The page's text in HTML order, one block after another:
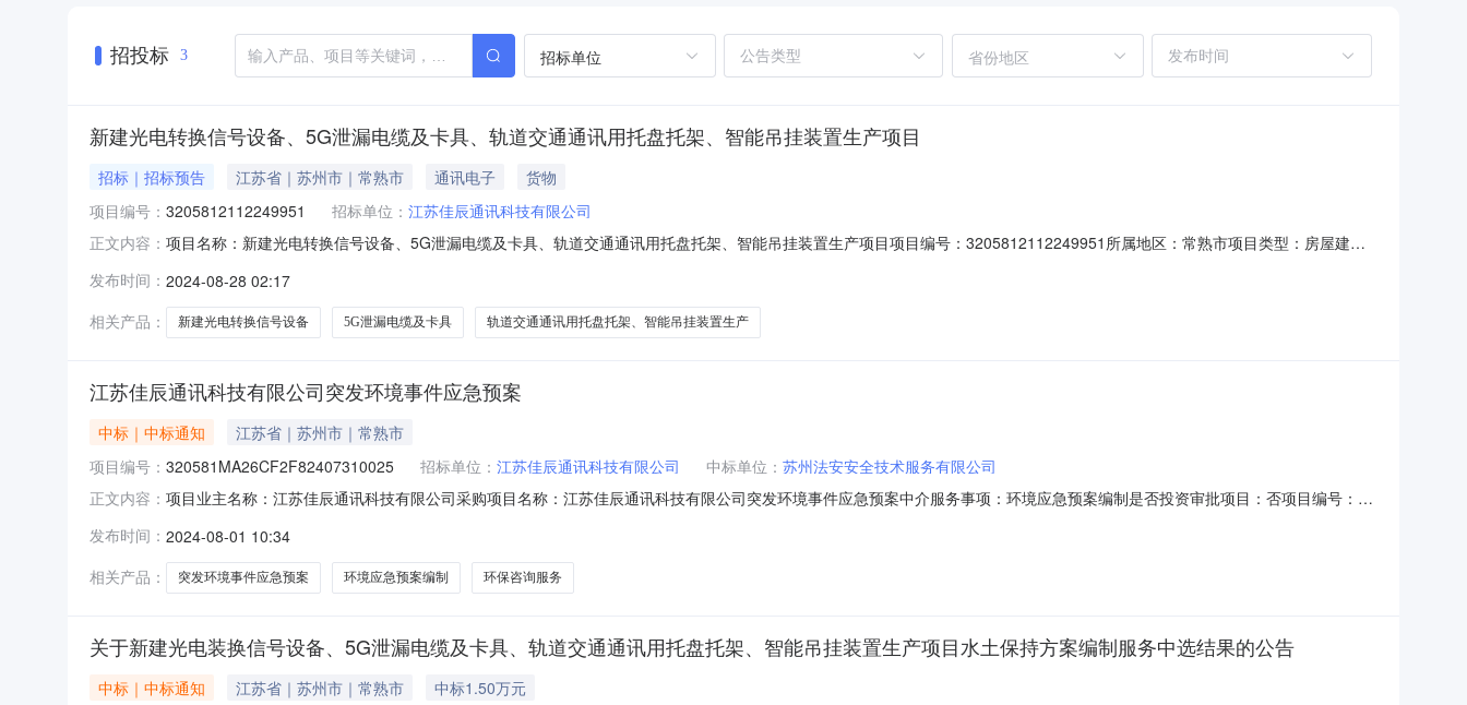
招投标 3 招标单位 省份地区
新建光电转换信号设备、5G泄漏电缆及卡具、轨道交通通讯用托盘托架、智能吊挂装置生产项目
招标｜招标预告 江苏省｜苏州市｜常熟市 通讯电子
货物
项目编号： 3205812112249951 招标单位： 江苏佳辰通讯科技有限公司
正文内容： 项目名称：新建光电转换信号设备、5G泄漏电缆及卡具、轨道交通通讯用托盘托架、智能吊挂装置生产项目项目编号：3205812112249951所属地区：常熟市项目类型：房屋建筑
发布时间： 2024-08-28 02:17
相关产品：
新建光电转换信号设备 5G泄漏电缆及卡具 轨道交通通讯用托盘托架、智能吊挂装置生产
江苏佳辰通讯科技有限公司突发环境事件应急预案
中标｜中标通知
江苏省｜苏州市｜常熟市
项目编号： 320581MA26CF2F82407310025 招标单位： 江苏佳辰通讯科技有限公司 中标单位： 苏州法安安全技术服务有限公司
正文内容： 项目业主名称：江苏佳辰通讯科技有限公司采购项目名称：江苏佳辰通讯科技有限公司突发环境事件应急预案中介服务事项：环境应急预案编制是否投资审批项目：否项目编号：
限：按照合同双方自行约定服务金额：￥10,000.00元选取中介方式：null中选企业名称：苏州法安安全技术服务有限公司中选企业联系地址：苏州工业园区唯新路91号中旭
发布时间： 2024-08-01 10:34
相关产品：
突发环境事件应急预案 环境应急预案编制 环保咨询服务
关于新建光电装换信号设备、5G泄漏电缆及卡具、轨道交通通讯用托盘托架、智能吊挂装置生产项目水土保持方案编制服务中选结果的公告
中标｜中标通知 江苏省｜苏州市｜常熟市 中标1.50万元